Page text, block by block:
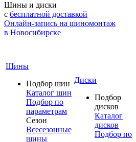
Шины и диски
с бесплатной доставкой
Онлайн-запись на шиномонтаж
в Новосибирске
Шины
Подбор шин
Каталог шин
Подбор по
параметрам
Сезон
Всесезонные
шины
Диски
Подбор
дисков
Каталог
дисков
Подбор по